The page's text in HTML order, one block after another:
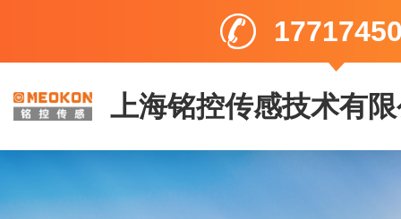
上海铭控传感技术有